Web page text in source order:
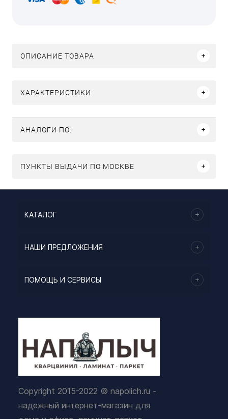
ОПИСАНИЕ ТОВАРА
ХАРАКТЕРИСТИКИ
АНАЛОГИ ПО:
ПУНКТЫ ВЫДАЧИ ПО МОСКВЕ
КАТАЛОГ
НАШИ ПРЕДЛОЖЕНИЯ
ПОМОЩЬ И СЕРВИСЫ
Copyright 2015-2022 © napolich.ru -
надежный интернет-магазин для